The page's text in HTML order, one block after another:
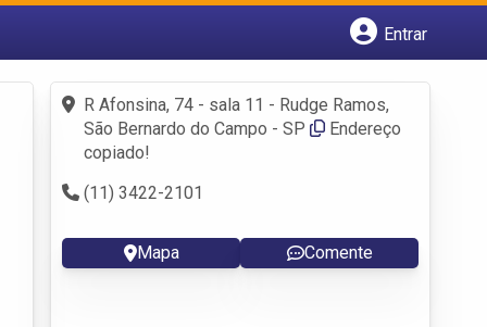
Entrar
Fazer login
Criar conta
R Afonsina, 74 - sala 11 - Rudge Ramos,
São Bernardo do Campo - SP
Endereço
copiado!
(11) 3422-2101
Mapa Comente